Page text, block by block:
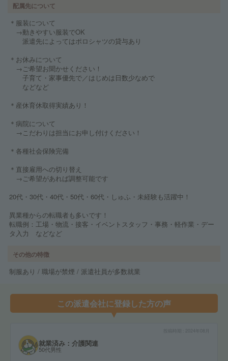
配属先について
＊服装について
→動きやすい服装でOK
派遣先によってはポロシャツの貸与あり
＊お休みについて
→ご希望お聞かせください！
子育て・家事優先で／はじめは日数少なめで
などなど
＊産休育休取得実績あり！
＊病院について
→こだわりは担当にお申し付けください！
＊各種社会保険完備
＊直接雇用への切り替え
→ご希望があれば調整可能です
20代・30代・40代・50代・60代・しゅふ・未経験も活躍中！
異業種からの転職者も多いです！
転職例：工場・物流・接客・イベントスタッフ・事務・軽作業・デー
タ入力 などなど
その他の特徴
制服あり / 職場が禁煙 / 派遣社員が多数就業
この派遣会社に登録した方の声
2024年08月
就業済み：介護関連
50代男性